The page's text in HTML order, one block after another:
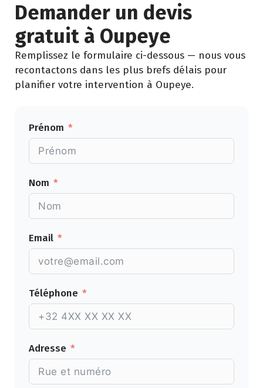
Demander un devis
gratuit à Oupeye
Remplissez le formulaire ci-dessous — nous vous
recontactons dans les plus brefs délais pour
planifier votre intervention à Oupeye.
Prénom
Nom
Email
Téléphone
Adresse